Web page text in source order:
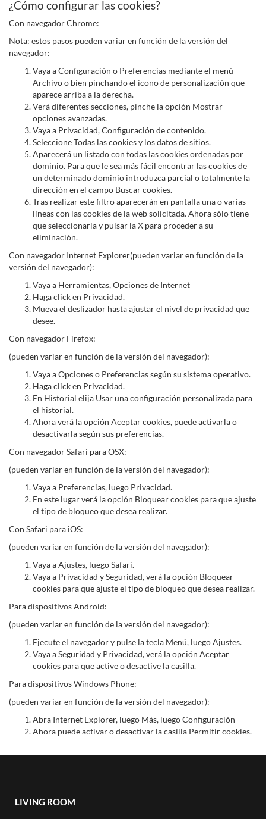
¿Cómo configurar las cookies?
Con navegador Chrome:
Nota: estos pasos pueden variar en función de la versión del
navegador:
Vaya a Configuración o Preferencias mediante el menú
Archivo o bien pinchando el icono de personalización que
aparece arriba a la derecha.
Verá diferentes secciones, pinche la opción Mostrar
opciones avanzadas.
Vaya a Privacidad, Configuración de contenido.
Seleccione Todas las cookies y los datos de sitios.
Aparecerá un listado con todas las cookies ordenadas por
dominio. Para que le sea más fácil encontrar las cookies de
un determinado dominio introduzca parcial o totalmente la
dirección en el campo Buscar cookies.
Tras realizar este filtro aparecerán en pantalla una o varias
líneas con las cookies de la web solicitada. Ahora sólo tiene
que seleccionarla y pulsar la X para proceder a su
eliminación.
Con navegador Internet Explorer(pueden variar en función de la
versión del navegador):
Vaya a Herramientas, Opciones de Internet
Haga click en Privacidad.
Mueva el deslizador hasta ajustar el nivel de privacidad que
desee.
Con navegador Firefox:
(pueden variar en función de la versión del navegador):
Vaya a Opciones o Preferencias según su sistema operativo.
Haga click en Privacidad.
En Historial elija Usar una configuración personalizada para
el historial.
Ahora verá la opción Aceptar cookies, puede activarla o
desactivarla según sus preferencias.
Con navegador Safari para OSX:
(pueden variar en función de la versión del navegador):
Vaya a Preferencias, luego Privacidad.
En este lugar verá la opción Bloquear cookies para que ajuste
el tipo de bloqueo que desea realizar.
Con Safari para iOS:
(pueden variar en función de la versión del navegador):
Vaya a Ajustes, luego Safari.
Vaya a Privacidad y Seguridad, verá la opción Bloquear
cookies para que ajuste el tipo de bloqueo que desea realizar.
Para dispositivos Android:
(pueden variar en función de la versión del navegador):
Ejecute el navegador y pulse la tecla Menú, luego Ajustes.
Vaya a Seguridad y Privacidad, verá la opción Aceptar
cookies para que active o desactive la casilla.
Para dispositivos Windows Phone:
(pueden variar en función de la versión del navegador):
Abra Internet Explorer, luego Más, luego Configuración
Ahora puede activar o desactivar la casilla Permitir cookies.
LIVING ROOM